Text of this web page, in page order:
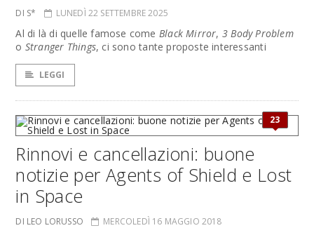
DI S* LUNEDÌ 22 SETTEMBRE 2025
Al di là di quelle famose come Black Mirror, 3 Body Problem
o Stranger Things, ci sono tante proposte interessanti
LEGGI
23
Rinnovi e cancellazioni: buone
notizie per Agents of Shield e Lost
in Space
DI LEO LORUSSO MERCOLEDÌ 16 MAGGIO 2018